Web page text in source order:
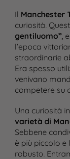
Il Manchester
curiosità.
gentiluomo”,
l’epoca
straordinarie
Era spesso
venivano
competere su
Una curiosità
varietà di
Sebbene
è più piccolo
robusto.